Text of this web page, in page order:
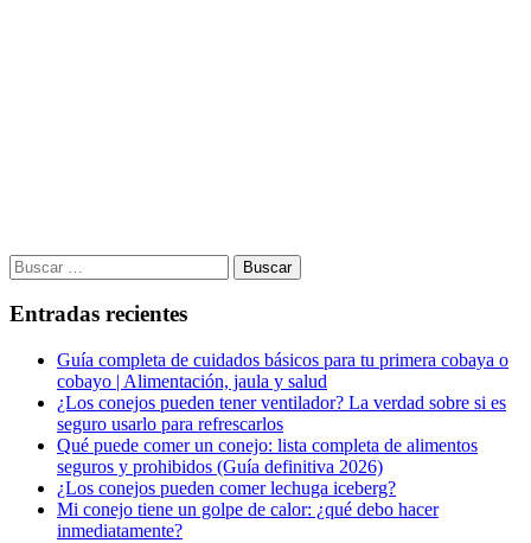
Buscar:
Entradas recientes
Guía completa de cuidados básicos para tu primera cobaya o
cobayo | Alimentación, jaula y salud
¿Los conejos pueden tener ventilador? La verdad sobre si es
seguro usarlo para refrescarlos
Qué puede comer un conejo: lista completa de alimentos
seguros y prohibidos (Guía definitiva 2026)
¿Los conejos pueden comer lechuga iceberg?
Mi conejo tiene un golpe de calor: ¿qué debo hacer
inmediatamente?